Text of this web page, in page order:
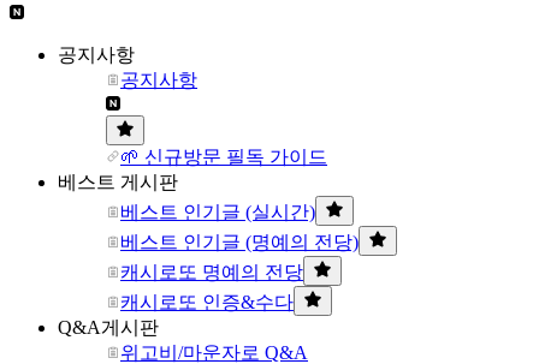
공지사항
공지사항
🌱 신규방문 필독 가이드
베스트 게시판
베스트 인기글 (실시간)
베스트 인기글 (명예의 전당)
캐시로또 명예의 전당
캐시로또 인증&수다
Q&A게시판
위고비/마운자로 Q&A